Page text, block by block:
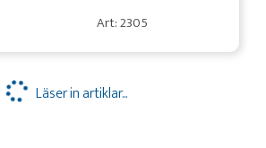
Art: 2305
Läser in artiklar...